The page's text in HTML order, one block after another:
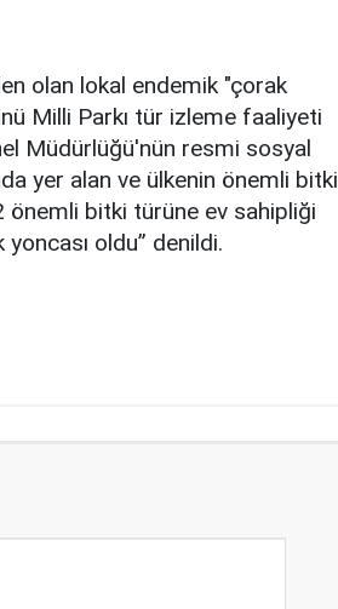
olan lokal endemik "çorak
Milli Parkı tür izleme faaliyeti
Müdürlüğü'nün resmi sosyal
yer alan ve ülkenin önemli bitki
önemli bitki türüne ev sahipliği
oldu” denildi.